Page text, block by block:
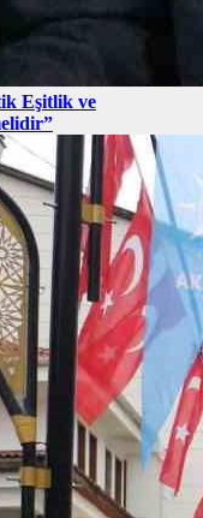
Eşitlik ve